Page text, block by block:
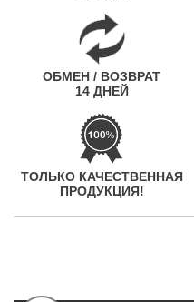
ОБМЕН / ВОЗВРАТ
14 ДНЕЙ
ТОЛЬКО КАЧЕСТВЕННАЯ
ПРОДУКЦИЯ!